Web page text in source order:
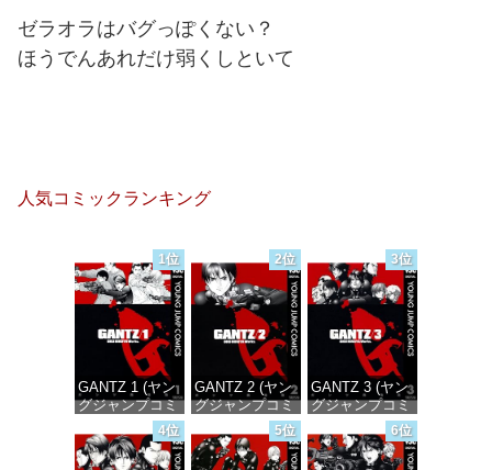
ゼラオラはバグっぽくない？
ほうでんあれだけ弱くしといて
人気コミックランキング
1位
GANTZ 1 (ヤン
グジャンプコミ
ックスDIGITAL)
価格：¥100
2位
GANTZ 2 (ヤン
グジャンプコミ
ックスDIGITAL)
価格：¥100
3位
GANTZ 3 (ヤン
グジャンプコミ
ックスDIGITAL)
価格：¥100
4位 5位 6位